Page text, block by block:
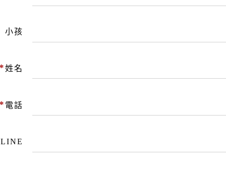
小孩
姓名
電話
LINE